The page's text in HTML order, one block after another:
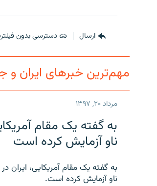
ارسال دسترسی بدون
مهم‌ترین خبرهای ایران و
مرداد ۲۰, ۱۳۹۷
به گفته یک مقام
ناو آزمایش کرده است
به گفته یک مقام آمریکایی،
ناو آزمایش کرده است.